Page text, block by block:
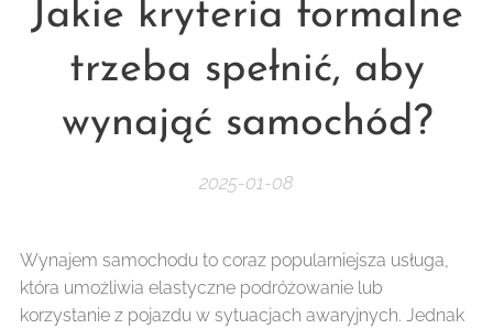
Jakie kryteria formalne
trzeba spełnić, aby
wynająć samochód?
2025-01-08
Wynajem samochodu to coraz popularniejsza usługa,
która umożliwia elastyczne podróżowanie lub
korzystanie z pojazdu w sytuacjach awaryjnych. Jednak